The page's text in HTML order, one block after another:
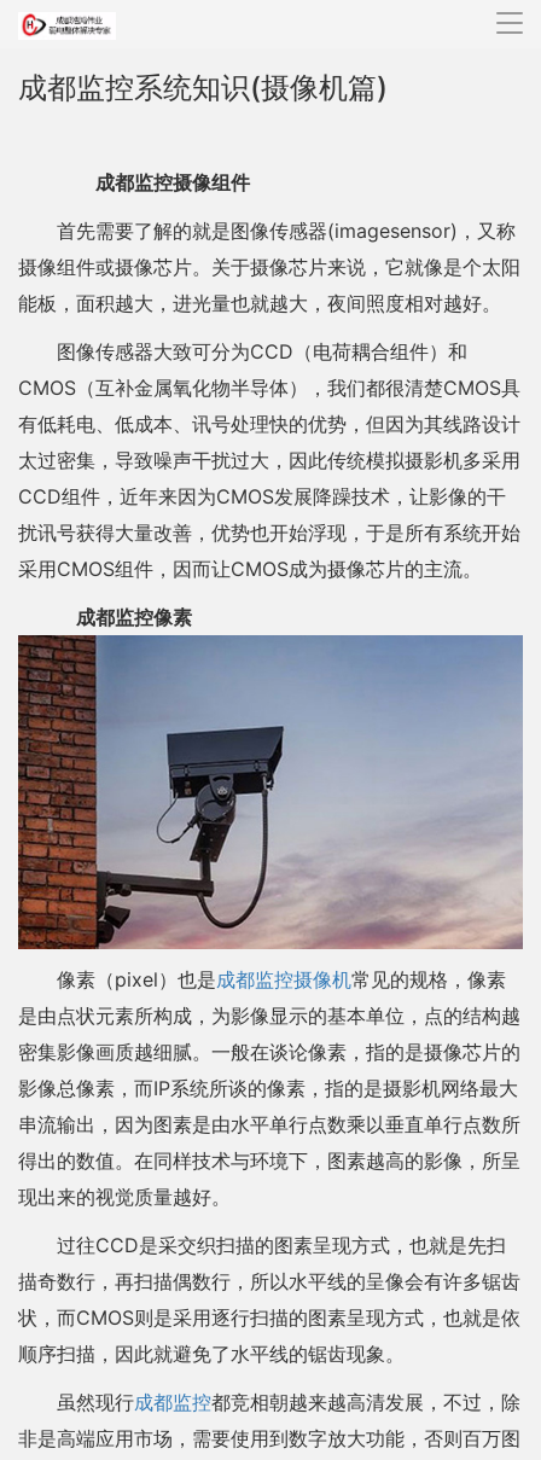
导
成都监控系统知识(摄像机篇)
成都监控摄像组件
首先需要了解的就是图像传感器(imagesensor)，又称
摄像组件或摄像芯片。关于摄像芯片来说，它就像是个太阳
能板，面积越大，进光量也就越大，夜间照度相对越好。
图像传感器大致可分为CCD（电荷耦合组件）和
CMOS（互补金属氧化物半导体），我们都很清楚CMOS具
有低耗电、低成本、讯号处理快的优势，但因为其线路设计
太过密集，导致噪声干扰过大，因此传统模拟摄影机多采用
CCD组件，近年来因为CMOS发展降躁技术，让影像的干
扰讯号获得大量改善，优势也开始浮现，于是所有系统开始
采用CMOS组件，因而让CMOS成为摄像芯片的主流。
成都监控像素
像素（pixel）也是成都监控摄像机常见的规格，像素
是由点状元素所构成，为影像显示的基本单位，点的结构越
密集影像画质越细腻。一般在谈论像素，指的是摄像芯片的
影像总像素，而IP系统所谈的像素，指的是摄影机网络最大
串流输出，因为图素是由水平单行点数乘以垂直单行点数所
得出的数值。在同样技术与环境下，图素越高的影像，所呈
现出来的视觉质量越好。
过往CCD是采交织扫描的图素呈现方式，也就是先扫
描奇数行，再扫描偶数行，所以水平线的呈像会有许多锯齿
状，而CMOS则是采用逐行扫描的图素呈现方式，也就是依
顺序扫描，因此就避免了水平线的锯齿现象。
虽然现行成都监控都竞相朝越来越高清发展，不过，除
非是高端应用市场，需要使用到数字放大功能，否则百万图